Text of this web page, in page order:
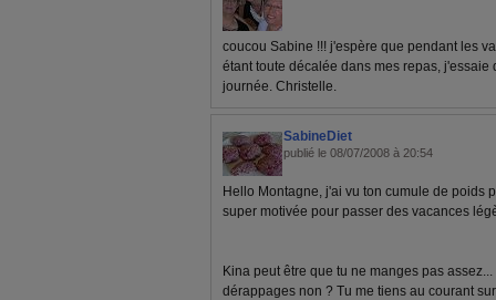
coucou Sabine !!! j'espère que pendant les
étant toute décalée dans mes repas, j'essaie
journée. Christelle.
SabineDiet
publié le 08/07/2008 à 20:54
Hello Montagne, j'ai vu ton cumule de poids
super motivée pour passer des vacances
Kina peut être que tu ne manges pas
dérappages non ? Tu me tiens au courant